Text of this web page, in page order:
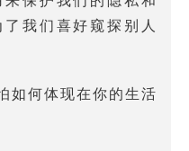
我们喜好窥探别人
如何体现在你的生活